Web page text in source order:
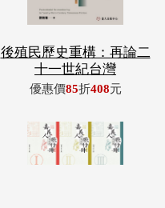
後殖民歷史重構：再論二
十一世紀台灣
優惠價85折408元